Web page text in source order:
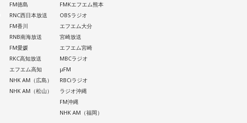
FM徳島
RNC西日本放送
FM香川
RNB南海放送
FM愛媛
RKC高知放送
エフエム高知
NHK AM（広島）
NHK AM（松山）
FMKエフエム熊本
OBSラジオ
エフエム大分
宮崎放送
エフエム宮崎
MBCラジオ
μFM
RBCiラジオ
ラジオ沖縄
FM沖縄
NHK AM（福岡）